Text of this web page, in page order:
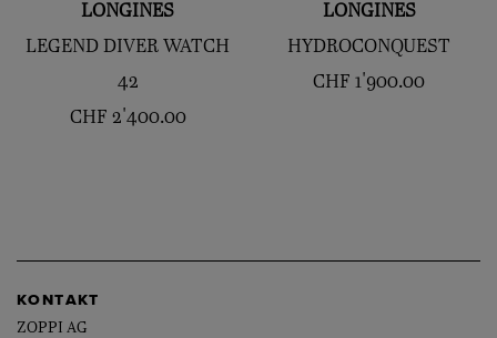
LONGINES
LEGEND DIVER WATCH
42
CHF 2'400.00
LONGINES
HYDROCONQUEST
CHF 1'900.00
KONTAKT
ZOPPI AG